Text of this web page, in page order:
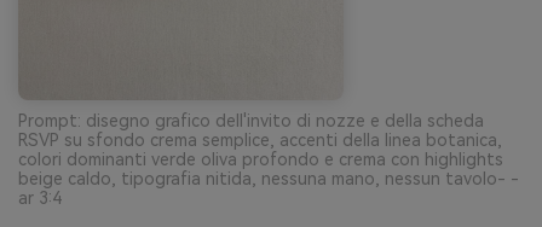
Prompt: disegno grafico dell'invito di nozze e della scheda
RSVP su sfondo crema semplice, accenti della linea botanica,
colori dominanti verde oliva profondo e crema con highlights
beige caldo, tipografia nitida, nessuna mano, nessun tavolo- -
ar 3:4